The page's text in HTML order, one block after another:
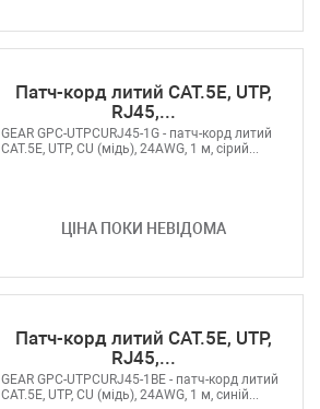
Патч-корд литий САТ.5E, UTP,
RJ45,...
ЦІНА ПОКИ НЕВІДОМА
GEAR GPC-UTPCURJ45-1G - патч-корд литий
САТ.5E, UTP, CU (мідь), 24AWG, 1 м, сірий...
Патч-корд литий САТ.5E, UTP,
RJ45,...
GEAR GPC-UTPCURJ45-1BE - патч-корд литий
САТ.5E, UTP, CU (мідь), 24AWG, 1 м, синій...